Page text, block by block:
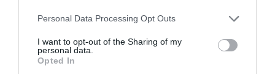
Please note that this website/app uses one or more Google
not limited to your visit or usage behaviour. You may click to
grant or deny consent to Google and its third-party tags to
use your data for below specified purposes in below Google
Personal Data Processing Opt Outs
I want to opt-out of the Sharing of my
personal data.
Opted In
Βέφα Αλεξιάδου: Κάνει δημόσια έκκληση
γυναίκα που φροντίζει ηλικιωμένους»
04.09.2024 | 22:20